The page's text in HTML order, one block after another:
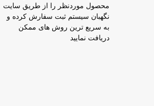
محصول موردنظر را از طریق سایت
نگهبان سیستم ثبت سفارش کرده و
به سریع ترین روش های ممکن
دریافت نمایید